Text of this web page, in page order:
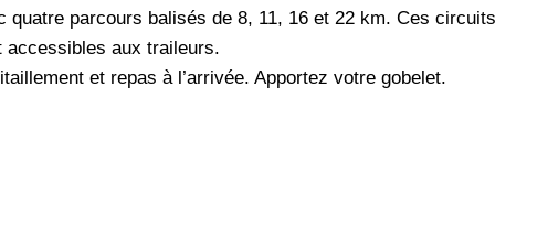
quatre parcours balisés de 8, 11, 16 et 22 km. Ces circuits
accessibles aux traileurs.
et repas à l’arrivée. Apportez votre gobelet.